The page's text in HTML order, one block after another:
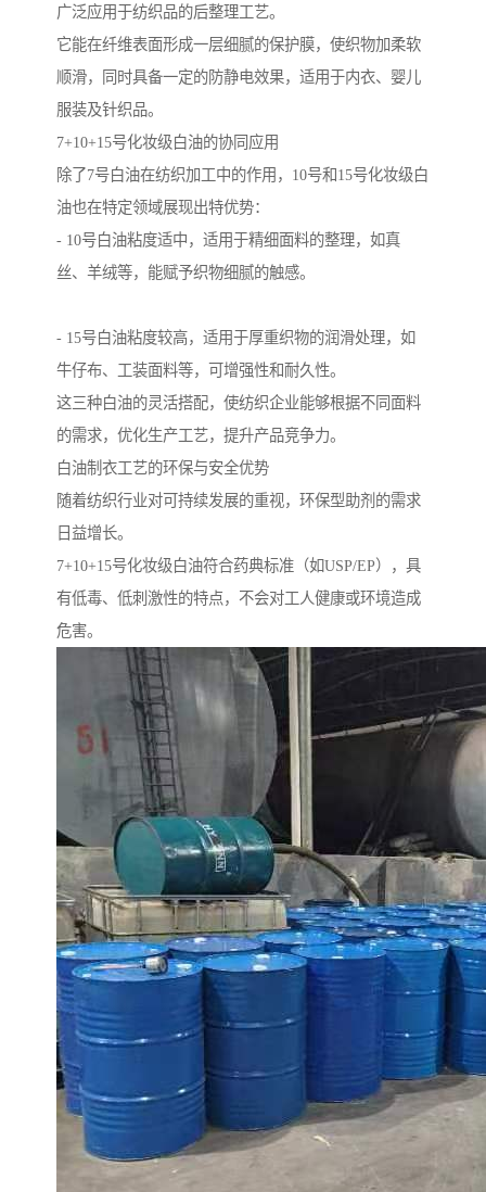
广泛应用于纺织品的后整理工艺。
它能在纤维表面形成一层细腻的保护膜，使织物加柔软
顺滑，同时具备一定的防静电效果，适用于内衣、婴儿
服装及针织品。
7+10+15号化妆级白油的协同应用
除了7号白油在纺织加工中的作用，10号和15号化妆级白
油也在特定领域展现出特优势：
- 10号白油粘度适中，适用于精细面料的整理，如真
丝、羊绒等，能赋予织物细腻的触感。
- 15号白油粘度较高，适用于厚重织物的润滑处理，如
牛仔布、工装面料等，可增强性和耐久性。
这三种白油的灵活搭配，使纺织企业能够根据不同面料
的需求，优化生产工艺，提升产品竞争力。
白油制衣工艺的环保与安全优势
随着纺织行业对可持续发展的重视，环保型助剂的需求
日益增长。
7+10+15号化妆级白油符合药典标准（如USP/EP），具
有低毒、低刺激性的特点，不会对工人健康或环境造成
危害。